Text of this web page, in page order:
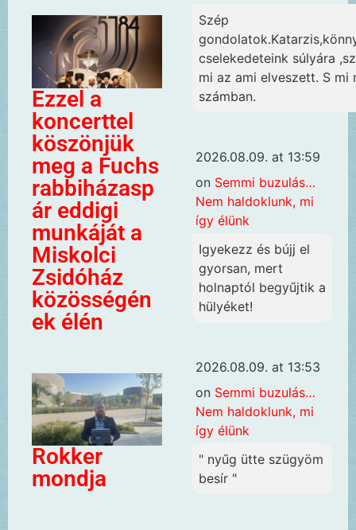
Ezzel a
koncerttel
köszönjük
meg a Fuchs
rabbiházasp
ár eddigi
munkáját a
Miskolci
Zsidóház
közösségén
ek élén
Rokker
mondja
Szép
cselekedeteink súlyára
mi az ami elveszett. S mi
számban.
2026.08.09. at 13:59
on Semmi buzulás…
Nem haldoklunk, mi
így élünk
Igyekezz és bújj el
gyorsan, mert
holnaptól begyűjtik a
hülyéket!
2026.08.09. at 13:53
on Semmi buzulás…
Nem haldoklunk, mi
így élünk
" nyűg ütte szügyöm
besír "